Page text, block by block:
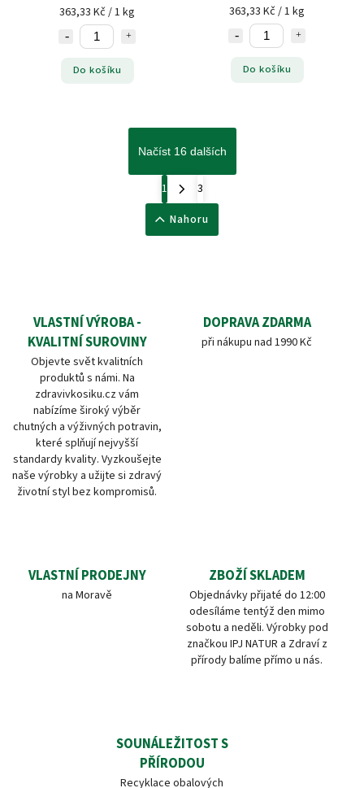
363,33 Kč / 1 kg
Do košíku
363,33 Kč / 1 kg
Do košíku
Načíst 16 dalších
1
3
Nahoru
VLASTNÍ VÝROBA -
KVALITNÍ SUROVINY
Objevte svět kvalitních
produktů s námi. Na
zdravivkosiku.cz vám
nabízíme široký výběr
chutných a výživných potravin,
které splňují nejvyšší
standardy kvality. Vyzkoušejte
naše výrobky a užijte si zdravý
životní styl bez kompromisů.
DOPRAVA ZDARMA
při nákupu nad 1990 Kč
VLASTNÍ PRODEJNY
na Moravě
ZBOŽÍ SKLADEM
Objednávky přijaté do 12:00
odesíláme tentýž den mimo
sobotu a neděli. Výrobky pod
značkou IPJ NATUR a Zdraví z
přírody balíme přímo u nás.
SOUNÁLEŽITOST S
PŘÍRODOU
Recyklace obalových